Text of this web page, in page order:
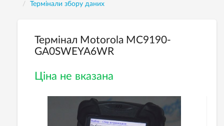
Термінали збору даних
Термінал Motorola MC9190-
GA0SWEYA6WR
Ціна не вказана